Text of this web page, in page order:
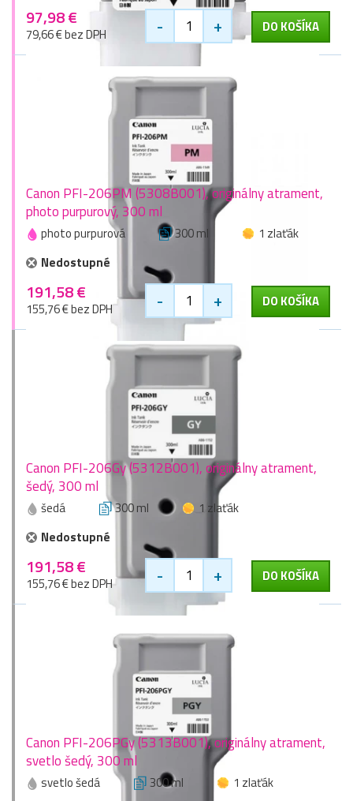
97,98 €
79,66 € bez DPH - + DO KOŠÍKA
Canon PFI-206PM (5308B001), originálny atrament,
photo purpurový, 300 ml
photo purpurová 300 ml
1 zlaťák
Nedostupné
191,58 €
155,76 € bez DPH - + DO KOŠÍKA
Canon PFI-206Gy (5312B001), originálny atrament,
šedý, 300 ml
šedá 300 ml
1 zlaťák
Nedostupné
191,58 €
155,76 € bez DPH - + DO KOŠÍKA
Canon PFI-206PGy (5313B001), originálny atrament,
svetlo šedý, 300 ml
svetlo šedá 300 ml
1 zlaťák